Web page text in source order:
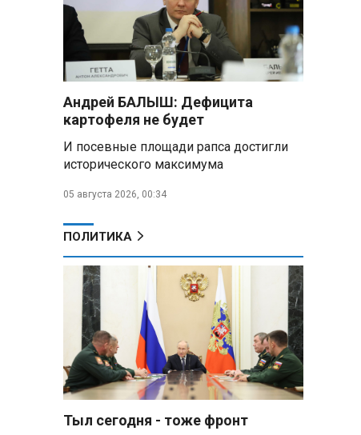
Александр Лукашенко о
работе Белкоопсоюза: «Если это
так, это жуть»
самых популярных зарубежных
городов у российских туристов
Минобороны РФ: при
освобождении Анискино ВСУ
военных сдалась в плен
Александр Лукашенко:
Россияне «услышали батьку» и
скупают пустующие дома в
белорусских деревнях
Алесандр Лукашенко назвал
работу сельской торговли
«неудовлетворительной» и
возмутился «просрочкой и
тухлятиной»
Владимир Путин обсудил с
Андрей БАЛЫШ: Дефицита
картофеля не будет
И посевные площади рапса достигли
исторического максимума
05 августа 2026, 00:34
ПОЛИТИКА
Тыл сегодня - тоже фронт